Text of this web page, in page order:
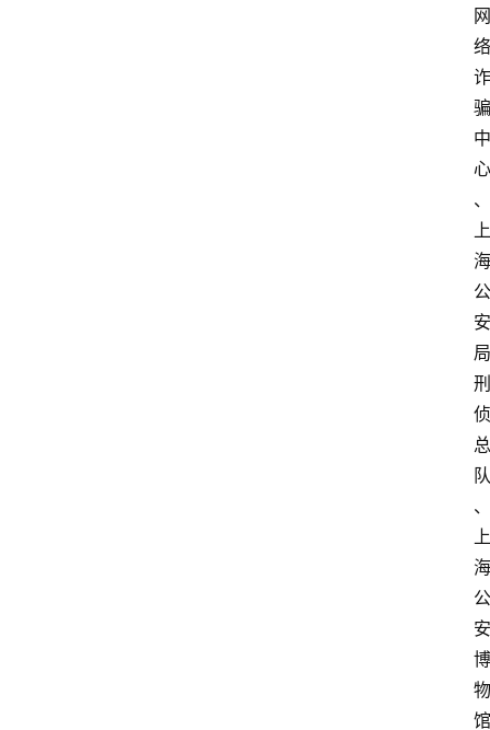
网
络
诈
骗
中
心
、
上
海
公
安
局
刑
侦
总
队
、
上
海
公
安
博
物
馆